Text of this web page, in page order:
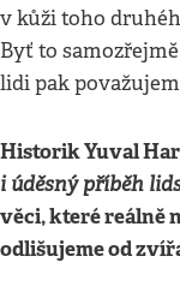
v kůži toho
Byť to
lidi pak
Historik Yuval
i úděsný příběh
věci, které reálně
odlišujeme od